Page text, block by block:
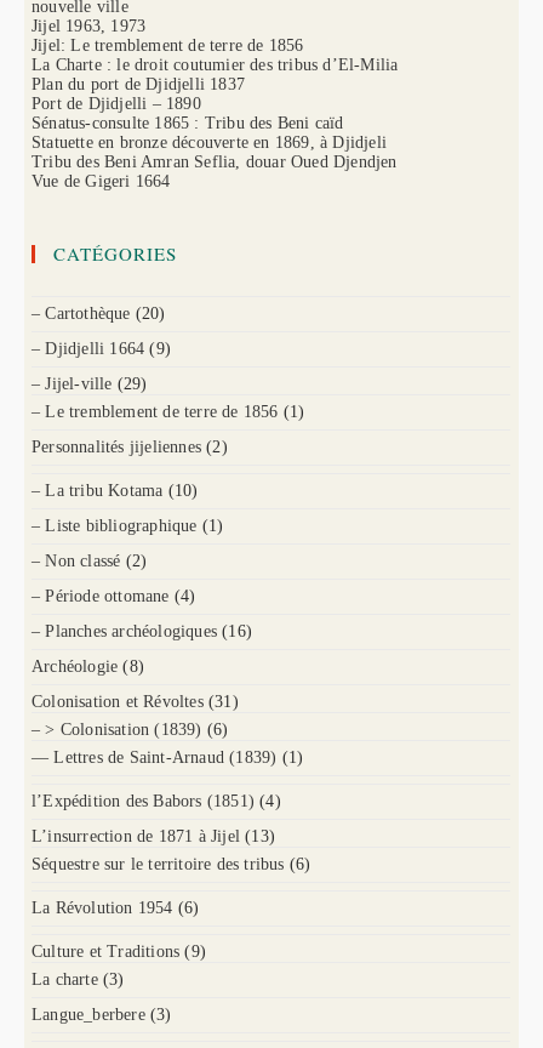
nouvelle ville
Jijel 1963, 1973
Jijel: Le tremblement de terre de 1856
La Charte : le droit coutumier des tribus d’El-Milia
Plan du port de Djidjelli 1837
Port de Djidjelli – 1890
Sénatus-consulte 1865 : Tribu des Beni caïd
Statuette en bronze découverte en 1869, à Djidjeli
Tribu des Beni Amran Seflia, douar Oued Djendjen
Vue de Gigeri 1664
CATÉGORIES
– Cartothèque (20)
– Djidjelli 1664 (9)
– Jijel-ville (29)
– Le tremblement de terre de 1856 (1)
Personnalités jijeliennes (2)
– La tribu Kotama (10)
– Liste bibliographique (1)
– Non classé (2)
– Période ottomane (4)
– Planches archéologiques (16)
Archéologie (8)
Colonisation et Révoltes (31)
– > Colonisation (1839) (6)
— Lettres de Saint-Arnaud (1839) (1)
l’Expédition des Babors (1851) (4)
L’insurrection de 1871 à Jijel (13)
Séquestre sur le territoire des tribus (6)
La Révolution 1954 (6)
Culture et Traditions (9)
La charte (3)
Langue_berbere (3)